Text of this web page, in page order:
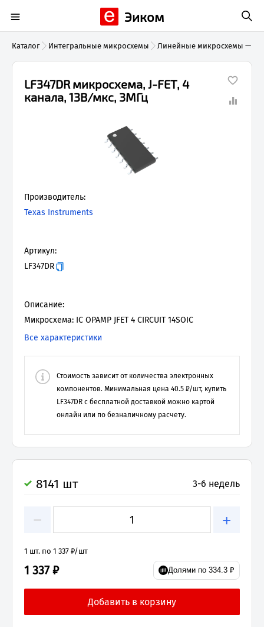
Эиком
Каталог Интегральные микросхемы Линейные микросхемы —
LF347DR микросхема, J-FET, 4
канала, 13В/мкс, 3МГц
Производитель:
Texas Instruments
Артикул:
LF347DR
Описание:
Микросхема: IC OPAMP JFET 4 CIRCUIT 14SOIC
Все характеристики
Стоимость зависит от количества электронных
компонентов. Минимальная цена 40.5 ₽/шт, купить
LF347DR с бесплатной доставкой можно картой
онлайн или по безналичному расчету.
8141 шт 3-6 недель
− +
1 шт. по 1 337 ₽/шт
1 337 ₽ Долями по 334.3 ₽